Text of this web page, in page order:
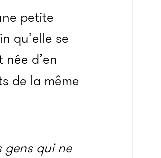
petite
qu’elle se
d’en
de la même
gens qui ne